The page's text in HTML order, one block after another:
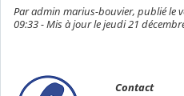
Par admin marius-bouvier, publié le
09:33 - Mis à jour le jeudi 21
Contact